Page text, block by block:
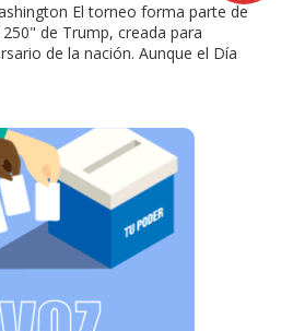
El torneo forma parte de
de Trump, creada para
de la nación. Aunque el Día